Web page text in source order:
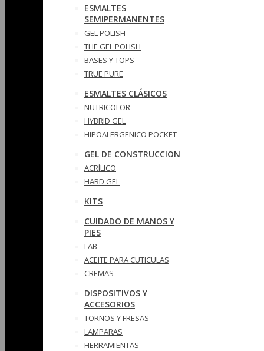
ESMALTES
SEMIPERMANENTES
GEL POLISH
THE GEL POLISH
BASES Y‎ TOPS
TRUE PURE
ESMALTES CLÁSICOS
NUTRICOLOR
HYBRID GEL
HIPOALERGENICO POCKET
GEL DE CONSTRUCCION
ACRÍLICO
HARD GEL
KITS
CUIDADO DE MANOS Y
PIES
LAB
ACEITE PARA CUTICULAS
CREMAS
DISPOSITIVOS Y
ACCESORIOS
TORNOS Y FRESAS
LAMPARAS
HERRAMIENTAS